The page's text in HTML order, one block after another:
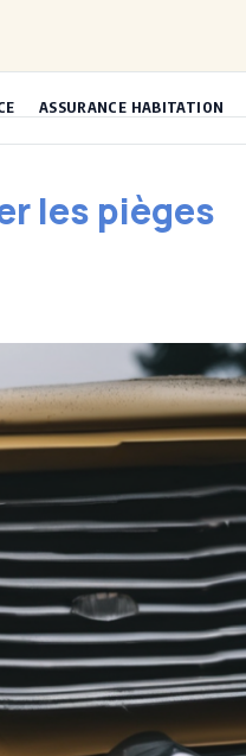
ASSURANCE HABITATION
les pièges